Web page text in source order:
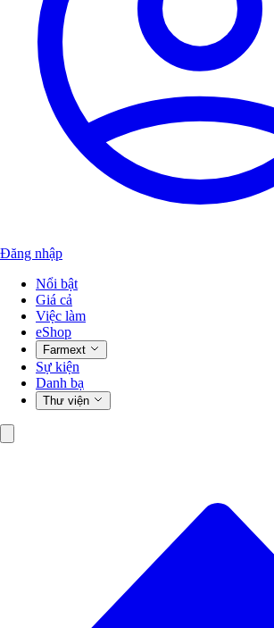
Đăng nhập
Nổi bật
Giá cả
Việc làm
eShop
Farmext
Sự kiện
Danh bạ
Thư viện